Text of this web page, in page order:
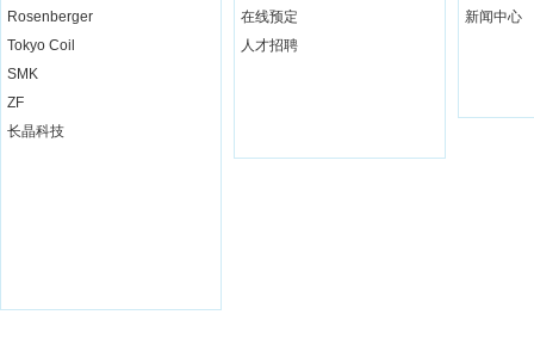
新闻中心
Rosenberger
Tokyo Coil
SMK
ZF
长晶科技
在线预定
人才招聘